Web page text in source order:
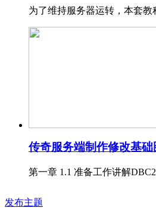
为了维持服务器运转，本套
传奇服务端制作修改基
第一章 1.1 准备工作讲解
发布主题